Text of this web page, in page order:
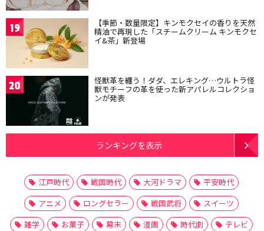
19 【季節・数量限定】キンモクセイの香りを天然
精油で再現した「スチームクリーム キンモクセ
イ&茶」新登場
20 怪獣革を纏う！ダダ、エレキング…ウルトラ怪
獣モチーフの革を使った新アパレルコレクショ
ンが発表
ランキングを表示
江戸時代 戦国時代 大河ドラマ
平安時代
アニメ
ロングセラー 戦国武将
スイーツ
雑学
お菓子 幕末 漫画 時代劇
テレビ